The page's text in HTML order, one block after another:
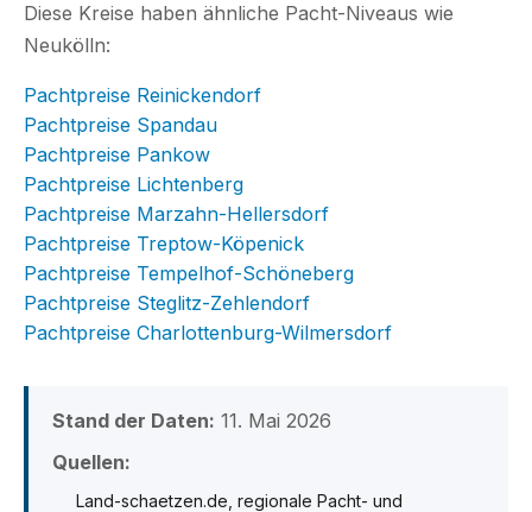
Diese Kreise haben ähnliche Pacht-Niveaus wie
Neukölln:
Pachtpreise Reinickendorf
Pachtpreise Spandau
Pachtpreise Pankow
Pachtpreise Lichtenberg
Pachtpreise Marzahn-Hellersdorf
Pachtpreise Treptow-Köpenick
Pachtpreise Tempelhof-Schöneberg
Pachtpreise Steglitz-Zehlendorf
Pachtpreise Charlottenburg-Wilmersdorf
Stand der Daten: 11. Mai 2026
Quellen:
Land-schaetzen.de, regionale Pacht- und